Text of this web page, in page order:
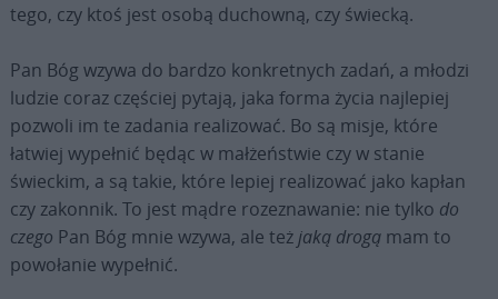
tego, czy ktoś jest osobą duchowną, czy świecką.
Pan Bóg wzywa do bardzo konkretnych zadań, a młodzi
ludzie coraz częściej pytają, jaka forma życia najlepiej
pozwoli im te zadania realizować. Bo są misje, które
łatwiej wypełnić będąc w małżeństwie czy w stanie
świeckim, a są takie, które lepiej realizować jako kapłan
czy zakonnik. To jest mądre rozeznawanie: nie tylko do
czego Pan Bóg mnie wzywa, ale teżjaką drogąmam to
powołanie wypełnić.